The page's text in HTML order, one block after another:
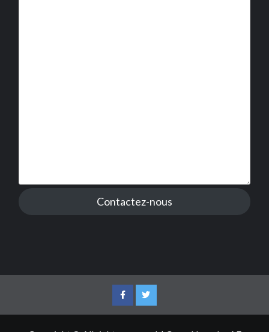
Contactez-nous
FacebookTwitter